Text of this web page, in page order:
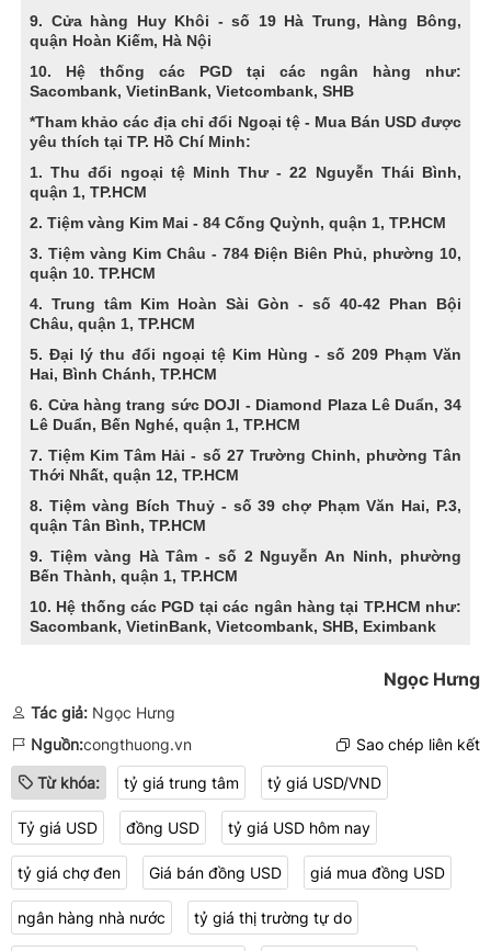
9. Cửa hàng Huy Khôi - số 19 Hà Trung, Hàng Bông,
quận Hoàn Kiếm, Hà Nội
10. Hệ thống các PGD tại các ngân hàng như:
Sacombank, VietinBank, Vietcombank, SHB
*Tham khảo các địa chỉ đổi Ngoại tệ - Mua Bán USD được
yêu thích tại TP. Hồ Chí Minh:
1. Thu đổi ngoại tệ Minh Thư - 22 Nguyễn Thái Bình,
quận 1, TP.HCM
2. Tiệm vàng Kim Mai - 84 Cống Quỳnh, quận 1, TP.HCM
3. Tiệm vàng Kim Châu - 784 Điện Biên Phủ, phường 10,
quận 10. TP.HCM
4. Trung tâm Kim Hoàn Sài Gòn - số 40-42 Phan Bội
Châu, quận 1, TP.HCM
5. Đại lý thu đổi ngoại tệ Kim Hùng - số 209 Phạm Văn
Hai, Bình Chánh, TP.HCM
6. Cửa hàng trang sức DOJI - Diamond Plaza Lê Duẩn, 34
Lê Duẩn, Bến Nghé, quận 1, TP.HCM
7. Tiệm Kim Tâm Hải - số 27 Trường Chinh, phường Tân
Thới Nhất, quận 12, TP.HCM
8. Tiệm vàng Bích Thuỷ - số 39 chợ Phạm Văn Hai, P.3,
quận Tân Bình, TP.HCM
9. Tiệm vàng Hà Tâm - số 2 Nguyễn An Ninh, phường
Bến Thành, quận 1, TP.HCM
10. Hệ thống các PGD tại các ngân hàng tại TP.HCM như:
Sacombank, VietinBank, Vietcombank, SHB, Eximbank
Ngọc Hưng
Tác giả: Ngọc Hưng
Nguồn:congthuong.vn Sao chép liên kết
Từ khóa: tỷ giá trung tâm tỷ giá USD/VND
Tỷ giá USD đồng USD tỷ giá USD hôm nay
tỷ giá chợ đen Giá bán đồng USD giá mua đồng USD
ngân hàng nhà nước tỷ giá thị trường tự do